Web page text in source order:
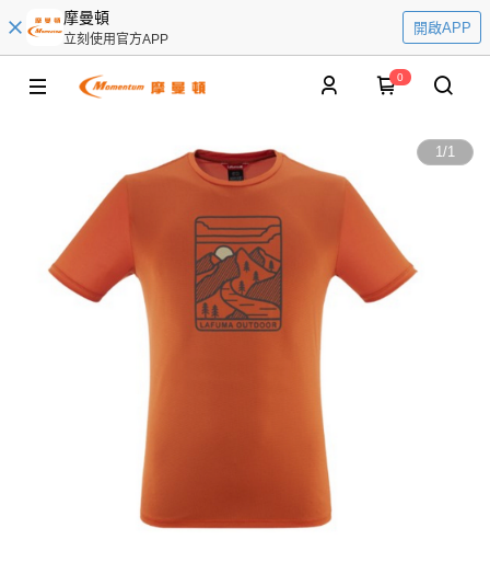
摩曼頓
立刻使用官方APP
開啟APP
0
1/1